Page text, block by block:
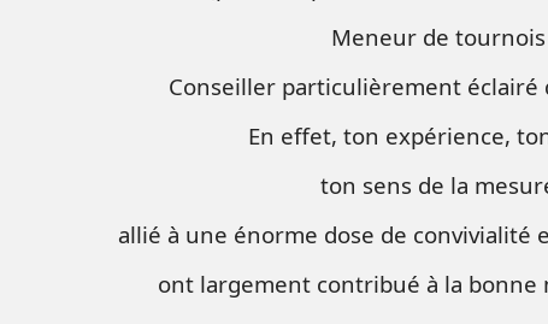
Meneur de tournois
Conseiller particulièrement éclairé
En effet, ton expérience,
ton sens de la
allié à une énorme dose de convivialité
ont largement contribué à la bonne